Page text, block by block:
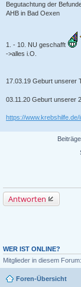
Begutachtung der
AHB in Bad Oexen
1. - 10. NU geschafft
->alles i.O.
17.03.19 Geburt unserer
03.11.20 Geburt unserer
https://
Antworten
WER IST ONLINE?
Mitglieder in diesem Forum:
Foren-Übersicht